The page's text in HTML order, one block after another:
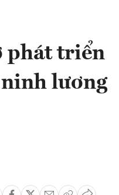
phát triển
ninh lương